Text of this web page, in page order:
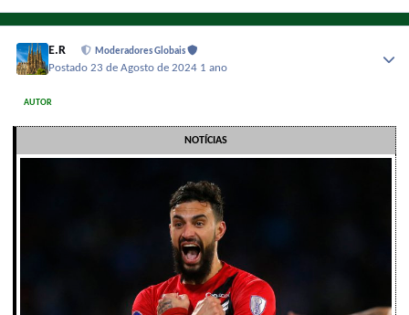
E.R Moderadores Globais
Postado23 de Agosto de 2024 1 ano
AUTOR
NOTÍCIAS